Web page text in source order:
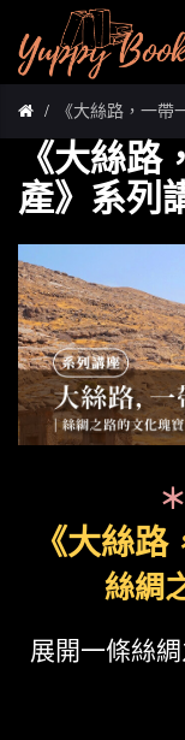
《大絲路，一帶
《大絲
產》系列
《大絲
絲綢
展開一條絲